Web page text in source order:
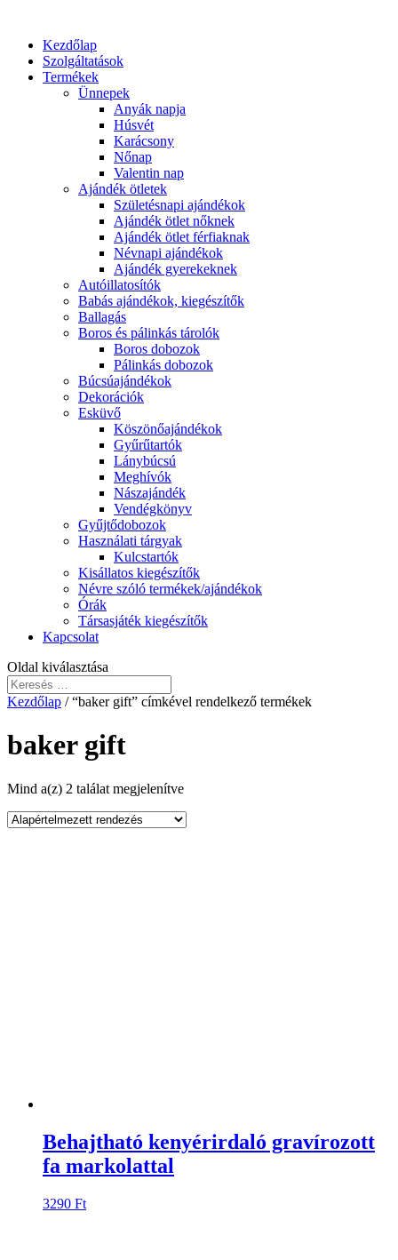
Kezdőlap
Szolgáltatások
Termékek
Ünnepek
Anyák napja
Húsvét
Karácsony
Nőnap
Valentin nap
Ajándék ötletek
Születésnapi ajándékok
Ajándék ötlet nőknek
Ajándék ötlet férfiaknak
Névnapi ajándékok
Ajándék gyerekeknek
Autóillatosítók
Babás ajándékok, kiegészítők
Ballagás
Boros és pálinkás tárolók
Boros dobozok
Pálinkás dobozok
Búcsúajándékok
Dekorációk
Esküvő
Köszönőajándékok
Gyűrűtartók
Lánybúcsú
Meghívók
Nászajándék
Vendégkönyv
Gyűjtődobozok
Használati tárgyak
Kulcstartók
Kisállatos kiegészítők
Névre szóló termékek/ajándékok
Órák
Társasjáték kiegészítők
Kapcsolat
Oldal kiválasztása
Kezdőlap / “baker gift” címkével rendelkező termékek
baker gift
Mind a(z) 2 találat megjelenítve
Behajtható kenyérirdaló gravírozott
fa markolattal
3290 Ft